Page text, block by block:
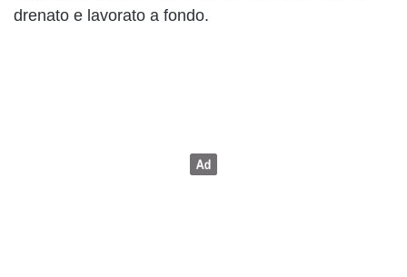
drenato e lavorato a fondo.